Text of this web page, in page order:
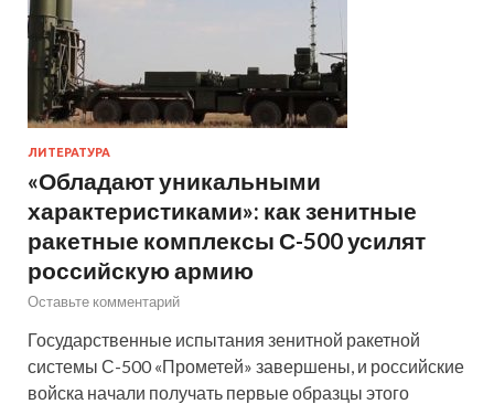
ЛИТЕРАТУРА
«Обладают уникальными
характеристиками»: как зенитные
ракетные комплексы С-500 усилят
российскую армию
Оставьте комментарий
Государственные испытания зенитной ракетной
системы С-500 «Прометей» завершены, и российские
войска начали получать первые образцы этого